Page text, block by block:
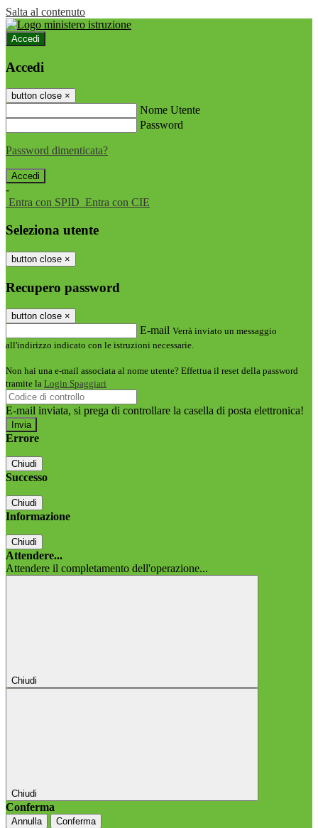
Salta al contenuto
Accedi
Accedi
button close ×
Nome Utente
Password
Password dimenticata?
-
Entra con SPID Entra con CIE
Seleziona utente
button close ×
Recupero password
button close ×
E-mail Verrà inviato un messaggio
all'indirizzo indicato con le istruzioni necessarie.
Non hai una e-mail associata al nome utente? Effettua il reset della password
tramite la Login Spaggiari
E-mail inviata, si prega di controllare la casella di posta elettronica!
Errore
Chiudi
Successo
Chiudi
Informazione
Chiudi
Attendere...
Attendere il completamento dell'operazione...
Chiudi
Chiudi
Conferma
Annulla Conferma